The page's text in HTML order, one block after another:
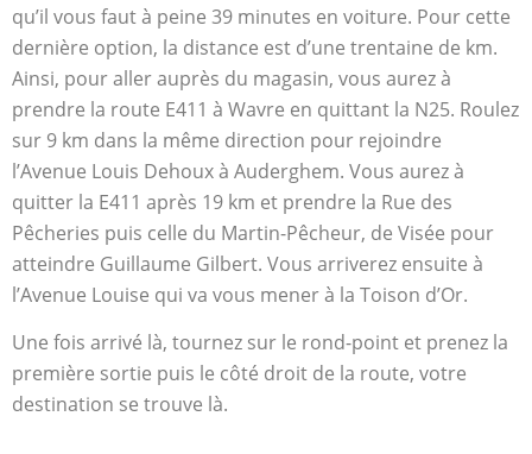
qu’il vous faut à peine 39 minutes en voiture. Pour cette
dernière option, la distance est d’une trentaine de km.
Ainsi, pour aller auprès du magasin, vous aurez à
prendre la route E411 à Wavre en quittant la N25. Roulez
sur 9 km dans la même direction pour rejoindre
l’Avenue Louis Dehoux à Auderghem. Vous aurez à
quitter la E411 après 19 km et prendre la Rue des
Pêcheries puis celle du Martin-Pêcheur, de Visée pour
atteindre Guillaume Gilbert. Vous arriverez ensuite à
l’Avenue Louise qui va vous mener à la Toison d’Or.
Une fois arrivé là, tournez sur le rond-point et prenez la
première sortie puis le côté droit de la route, votre
destination se trouve là.